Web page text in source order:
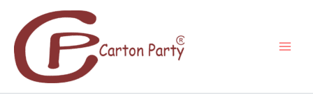
contenido